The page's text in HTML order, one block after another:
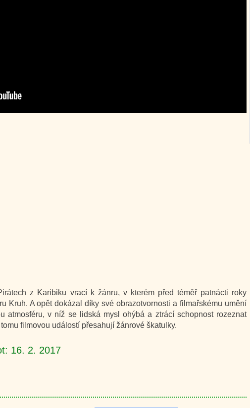
z Karibiku vrací k žánru, v kterém před téměř patnácti roky
Kruh. A opět dokázal díky své obrazotvornosti a filmařskému umění
atmosféru, v níž se lidská mysl ohýbá a ztrácí schopnost rozeznat
filmovou událostí přesahují žánrové škatulky.
16. 2. 2017